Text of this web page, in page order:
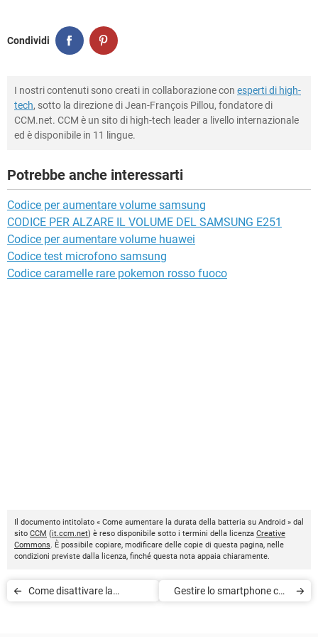
Condividi
I nostri contenuti sono creati in collaborazione con esperti di high-
tech, sotto la direzione di Jean-François Pillou, fondatore di
CCM.net. CCM è un sito di high-tech leader a livello internazionale
ed è disponibile in 11 lingue.
Potrebbe anche interessarti
Codice per aumentare volume samsung
CODICE PER ALZARE IL VOLUME DEL SAMSUNG E251
Codice per aumentare volume huawei
Codice test microfono samsung
Codice caramelle rare pokemon rosso fuoco
Il documento intitolato « Come aumentare la durata della batteria su Android » dal
sito CCM (it.ccm.net) è reso disponibile sotto i termini della licenza Creative
Commons. È possibile copiare, modificare delle copie di questa pagina, nelle
condizioni previste dalla licenza, finché questa nota appaia chiaramente.
Come disattivare la
Gestire lo smartphone con